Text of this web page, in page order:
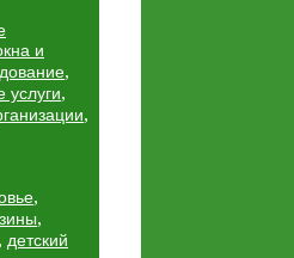
и
,
услуги,
,
,
,
, детский